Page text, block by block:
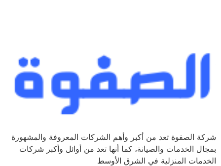
شركة الصفوة تعد من أكبر وأهم الشركات المعروفة والمشهورة
بمجال الخدمات والصيانة، كما أنها تعد من أوائل وأكبر شركات
الخدمات المنزلية في الشرق الأوسط